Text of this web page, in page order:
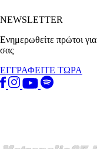
NEWSLETTER
Ενημερωθείτε πρώτοι
σας
ΕΓΓΡΑΦΕΙΤΕ ΤΩΡΑ